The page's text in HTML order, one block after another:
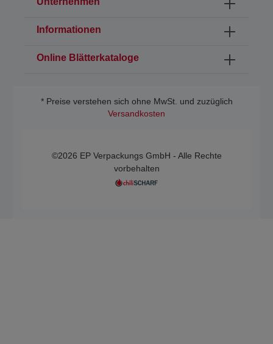
Informationen
Online Blätterkataloge
* Preise verstehen sich ohne MwSt. und zuzüglich
Versandkosten
©2026 EP Verpackungs GmbH - Alle Rechte
vorbehalten